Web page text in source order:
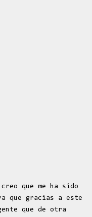
que me ha sido
que gracias a este
que de otra